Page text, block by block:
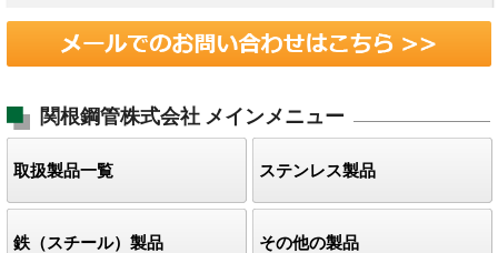
関根鋼管株式会社 メインメニュー
取扱製品一覧 ステンレス製品
鉄（スチール）製品 その他の製品